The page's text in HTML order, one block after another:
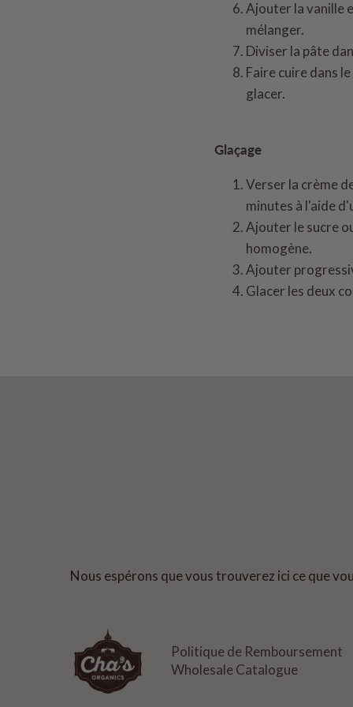
Ajouter la vanille
mélanger.
Diviser la pâte
Faire cuire dans
glacer.
Glaçage
Verser la crème
minutes à l'aide
Ajouter le sucre
homogène.
Ajouter
Glacer les deux
Nous espérons que vous trouverez ici ce que
Politique de Remboursement
Wholesale Catalogue